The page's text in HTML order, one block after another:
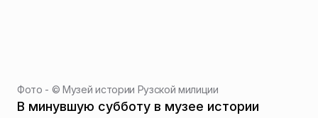
Фото - ©Музей истории Рузской милиции
В минувшую субботу в музее истории